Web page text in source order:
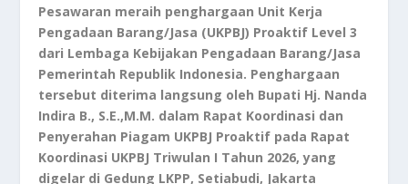
Pesawaran meraih penghargaan Unit Kerja
Pengadaan Barang/Jasa (UKPBJ) Proaktif Level 3
dari Lembaga Kebijakan Pengadaan Barang/Jasa
Pemerintah Republik Indonesia. Penghargaan
tersebut diterima langsung oleh Bupati Hj. Nanda
Indira B., S.E.,M.M. dalam Rapat Koordinasi dan
Penyerahan Piagam UKPBJ Proaktif pada Rapat
Koordinasi UKPBJ Triwulan I Tahun 2026, yang
digelar di Gedung LKPP, Setiabudi, Jakarta